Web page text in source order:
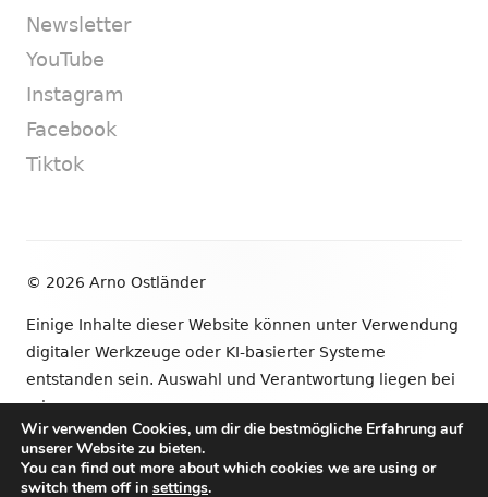
Newsletter
YouTube
Instagram
Facebook
Tiktok
© 2026 Arno Ostländer
Einige Inhalte dieser Website können unter Verwendung
digitaler Werkzeuge oder KI-basierter Systeme
entstanden sein. Auswahl und Verantwortung liegen bei
mir.
•VerwendetTiny Framework
Wir verwenden Cookies, um dir die bestmögliche Erfahrung auf
unserer Website zu bieten.
You can find out more about which cookies we are using or
switch them off in settings.